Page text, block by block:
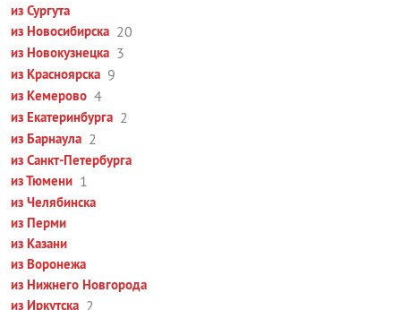
из Сургута
из Новосибирска 20
из Новокузнецка 3
из Красноярска 9
из Кемерово 4
из Екатеринбурга 2
из Барнаула 2
из Санкт-Петербурга
из Тюмени 1
из Челябинска
из Перми
из Казани
из Воронежа
из Нижнего Новгорода
из Иркутска 2